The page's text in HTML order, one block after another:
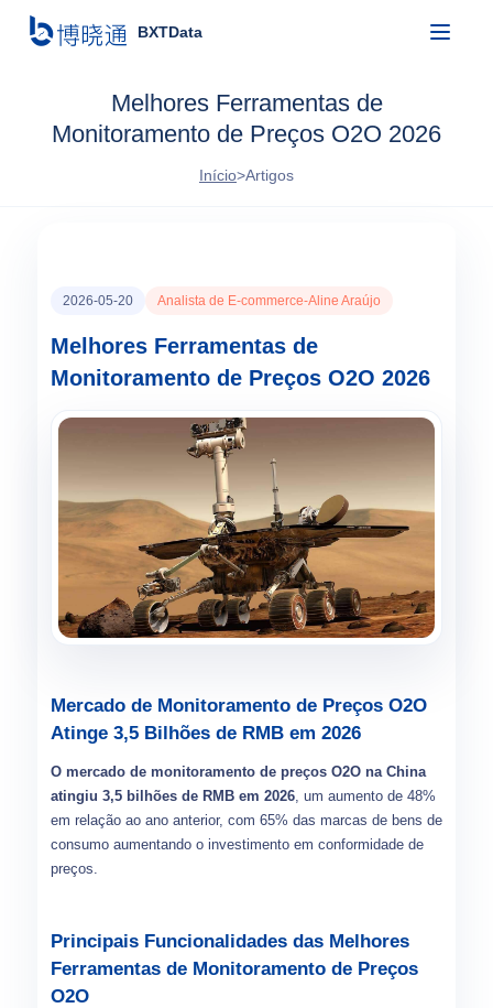
BXTData
Melhores Ferramentas de
Monitoramento de Preços O2O 2026
Início>Artigos
2026-05-20 Analista de E-commerce-Aline Araújo
Melhores Ferramentas de
Monitoramento de Preços O2O 2026
Mercado de Monitoramento de Preços O2O
Atinge 3,5 Bilhões de RMB em 2026
O mercado de monitoramento de preços O2O na China
atingiu 3,5 bilhões de RMB em 2026, um aumento de 48%
em relação ao ano anterior, com 65% das marcas de bens de
consumo aumentando o investimento em conformidade de
preços.
Principais Funcionalidades das Melhores
Ferramentas de Monitoramento de Preços
O2O